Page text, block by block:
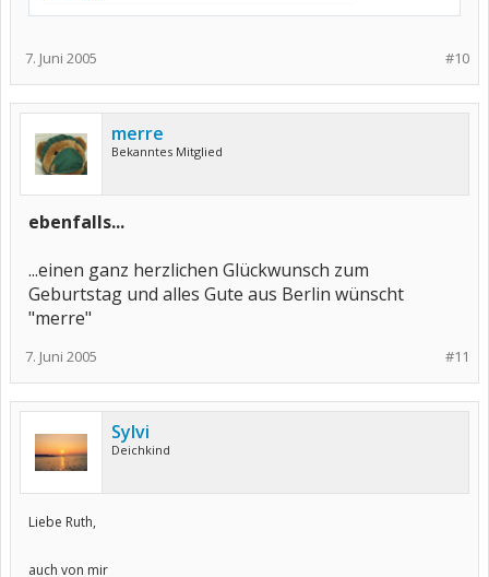
#10
7. Juni 2005
merre
Bekanntes Mitglied
ebenfalls...
...einen ganz herzlichen Glückwunsch zum
Geburtstag und alles Gute aus Berlin wünscht
"merre"
#11
7. Juni 2005
Sylvi
Deichkind
Liebe Ruth,
auch von mir